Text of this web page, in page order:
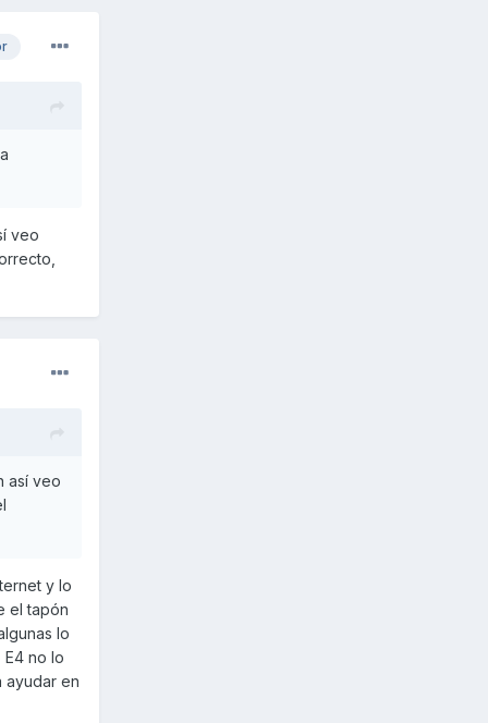
veo
así veo
y lo
el tapón
lo
no lo
ayudar en